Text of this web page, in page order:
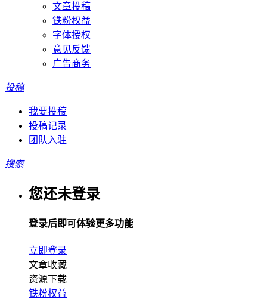
文章投稿
铁粉权益
字体授权
意见反馈
广告商务
投稿
我要投稿
投稿记录
团队入驻
搜索
您还未登录
登录后即可体验更多功能
立即登录
文章收藏
资源下载
铁粉权益